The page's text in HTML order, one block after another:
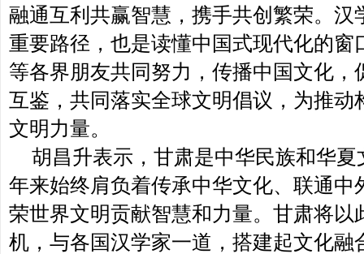
融通互利共赢智慧，携手共创繁荣。汉
重要路径，也是读懂中国式现代化的窗
等各界朋友共同努力，传播中国文化，
互鉴，共同落实全球文明倡议，为推动
文明力量。
胡昌升表示，甘肃是中华民族和华
年来始终肩负着传承中华文化、联通中
荣世界文明贡献智慧和力量。甘肃将以
机，与各国汉学家一道，搭建起文化融